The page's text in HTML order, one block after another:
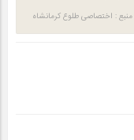
منبع : اختصاصی طلوع کرمانشاه